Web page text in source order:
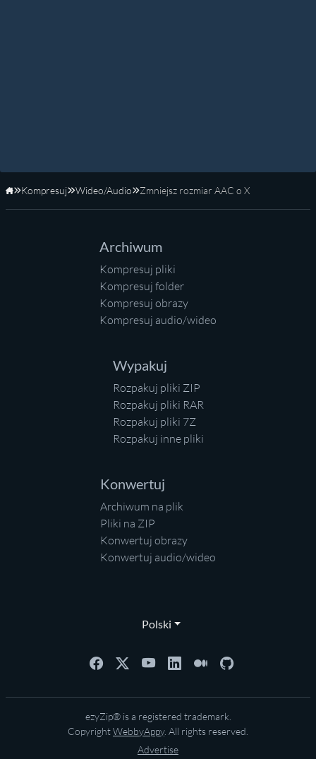
Strona główna
Kompresuj Wideo/Audio Zmniejsz rozmiar AAC o X
Archiwum
Kompresuj pliki
Kompresuj folder
Kompresuj obrazy
Kompresuj audio/wideo
Wypakuj
Rozpakuj pliki ZIP
Rozpakuj pliki RAR
Rozpakuj pliki 7Z
Rozpakuj inne pliki
Konwertuj
Archiwum na plik
Pliki na ZIP
Konwertuj obrazy
Konwertuj audio/wideo
Polski
ezyZip® is a registered trademark.
CopyrightWebbyAppy. All rights reserved.
Advertise